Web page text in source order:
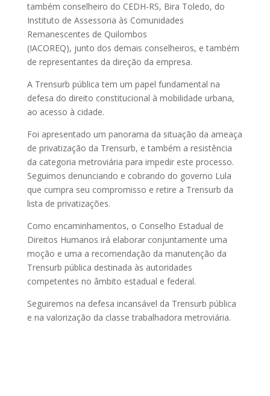
também conselheiro do CEDH-RS, Bira Toledo, do
Instituto de Assessoria às Comunidades
Remanescentes de Quilombos
(IACOREQ), junto dos demais conselheiros, e também
de representantes da direção da empresa.
A Trensurb pública tem um papel fundamental na
defesa do direito constitucional à mobilidade urbana,
ao acesso à cidade.
Foi apresentado um panorama da situação da ameaça
de privatização da Trensurb, e também a resistência
da categoria metroviária para impedir este processo.
Seguimos denunciando e cobrando do governo Lula
que cumpra seu compromisso e retire a Trensurb da
lista de privatizações.
Como encaminhamentos, o Conselho Estadual de
Direitos Humanos irá elaborar conjuntamente uma
moção e uma a recomendação da manutenção da
Trensurb pública destinada às autoridades
competentes no âmbito estadual e federal.
Seguiremos na defesa incansável da Trensurb pública
e na valorização da classe trabalhadora metroviária.